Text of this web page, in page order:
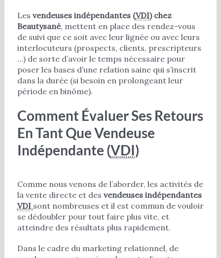
Les vendeuses indépendantes (VDI) chez
Beautysané, mettent en place des rendez-vous
de suivi que ce soit avec leur lignée ou avec leurs
interlocuteurs (prospects, clients, prescripteurs
…) de sorte d’avoir le temps nécessaire pour
poser les bases d’une relation saine qui s’inscrit
dans la durée (si besoin en prolongeant leur
période en binôme).
Comment Évaluer Ses Retours
En Tant Que Vendeuse
Indépendante (VDI)
Comme nous venons de l’aborder, les activités de
la vente directe et des vendeuses indépendantes
VDI sont nombreuses et il est commun de vouloir
se dédoubler pour tout faire plus vite, et
atteindre des résultats plus rapidement.
Dans le cadre du marketing relationnel, de